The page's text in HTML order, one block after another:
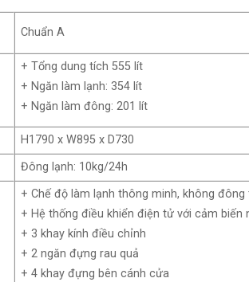
Chuẩn A
+ Tổng dung tích 555 lít
+ Ngăn làm lạnh: 354 lít
+ Ngăn làm đông: 201 lít
H1790 x W895 x D730
Đông lạnh: 10kg/24h
+ Chế độ làm lạnh thông minh, không đông
+ Hệ thống điều khiển điện tử với cảm biến
+ 3 khay kính điều chỉnh
+ 2 ngăn đựng rau quả
+ 4 khay đựng bên cánh cửa